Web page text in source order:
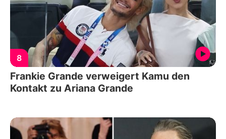
8
Frankie Grande verweigert Kamu den
Kontakt zu Ariana Grande